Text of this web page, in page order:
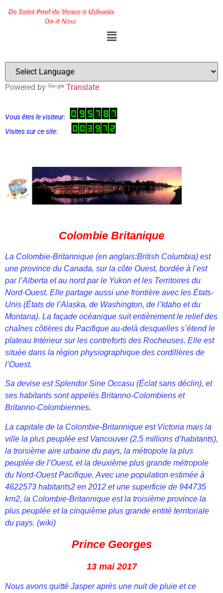
Powered by Translate
Vous êtes le visiteur:
Visites sur ce site:
Colombie Britanique
La Colombie-Britannique (en anglais:British Columbia) est
une province du Canada, sur la côte Ouest, bordée à l’est
par l’Alberta et au nord par le Yukon et les Territoires du
Nord-Ouest. Elle partage aussi une frontière avec les États-
Unis (États de l’Alaska, de Washington, de l’Idaho et du
Montana). La façade océanique suit entièrement le relief des
chaînes côtières du Pacifique au-delà desquelles s’étend le
plateau Intérieur sur les contreforts des Rocheuses. Elle est
située dans la région physiographique des cordillères de
l’Ouest.
Sa devise est Splendor Sine Occasu (Éclat sans déclin), et
ses habitants sont appelés Britanno-Colombiens et
Britanno-Colombiennes.
La capitale de la Colombie-Britannique est Victoria mais la
ville la plus peuplée est Vancouver (2,5 millions d’habitants),
la troisième aire urbaine du pays, la métropole la plus
peuplée de l’Ouest, et la deuxième plus grande métropole
du Nord-Ouest Pacifique. Avec une population estimée à
4622573 habitants2 en 2012 et une superficie de 944735
km2, la Colombie-Britannique est la troisième province la
plus peuplée et la cinquième plus grande entité territoriale
du pays. (wiki)
Prince Georges
13 mai 2017
Nous avons quitté Jasper après une nuit de pluie et ce